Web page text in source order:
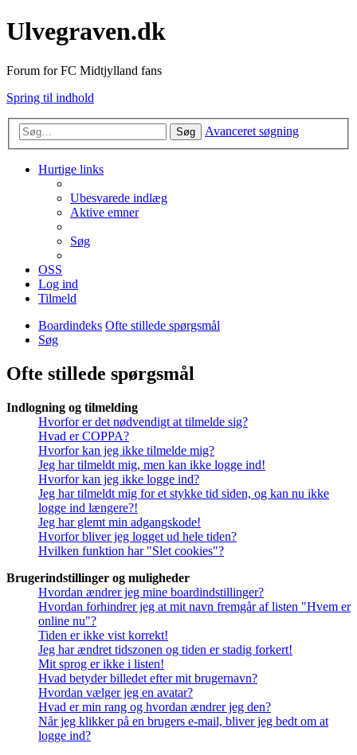
Ulvegraven.dk
Forum for FC Midtjylland fans
Spring til indhold
Søg Avanceret søgning
Hurtige links
Ubesvarede indlæg
Aktive emner
Søg
OSS
Log ind
Tilmeld
Boardindeks Ofte stillede spørgsmål
Søg
Ofte stillede spørgsmål
Indlogning og tilmelding
Hvorfor er det nødvendigt at tilmelde sig?
Hvad er COPPA?
Hvorfor kan jeg ikke tilmelde mig?
Jeg har tilmeldt mig, men kan ikke logge ind!
Hvorfor kan jeg ikke logge ind?
Jeg har tilmeldt mig for et stykke tid siden, og kan nu ikke
logge ind længere?!
Jeg har glemt min adgangskode!
Hvorfor bliver jeg logget ud hele tiden?
Hvilken funktion har "Slet cookies"?
Brugerindstillinger og muligheder
Hvordan ændrer jeg mine boardindstillinger?
Hvordan forhindrer jeg at mit navn fremgår af listen "Hvem er
online nu"?
Tiden er ikke vist korrekt!
Jeg har ændret tidszonen og tiden er stadig forkert!
Mit sprog er ikke i listen!
Hvad betyder billedet efter mit brugernavn?
Hvordan vælger jeg en avatar?
Hvad er min rang og hvordan ændrer jeg den?
Når jeg klikker på en brugers e-mail, bliver jeg bedt om at
logge ind?